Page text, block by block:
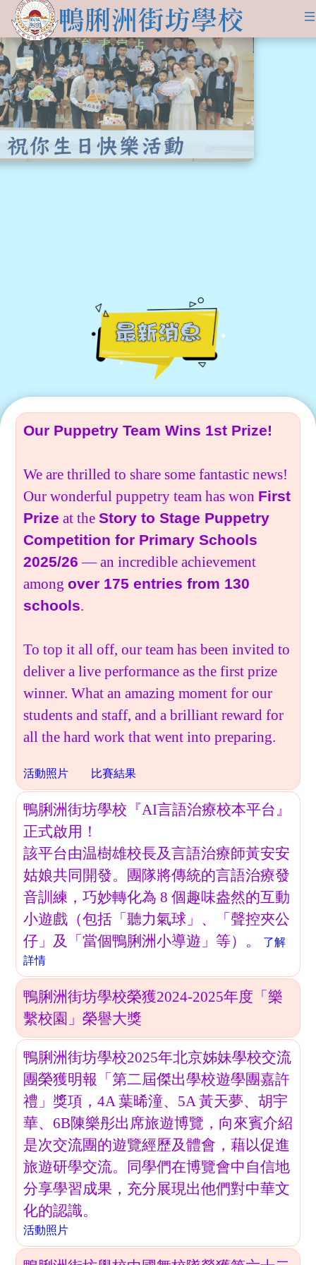
關於
學校簡介
校長的話
行政架構
學生發展
品德培育
學生支援
小一適應
資訊及活動
傳媒報導
交流活動
學習資源
Information for
non-Chinese parents
學校支援摘要
入學申請
聯絡我們
Our Puppetry Team Wins 1st Prize!
We are thrilled to share some fantastic news!
Our wonderful puppetry team has won First
Prize at the Story to Stage Puppetry
Competition for Primary Schools
2025/26 — an incredible achievement
among over 175 entries from 130
schools.
To top it all off, our team has been invited to
deliver a live performance as the first prize
winner. What an amazing moment for our
students and staff, and a brilliant reward for
all the hard work that went into preparing.
活動照片 比賽結果
鴨脷洲街坊學校『AI言語治療校本平台』
正式啟用！
該平台由温樹雄校長及言語治療師黃安安
姑娘共同開發。團隊將傳統的言語治療發
音訓練，巧妙轉化為 8 個趣味盎然的互動
小遊戲（包括「聽力氣球」、「聲控夾公
仔」及「當個鴨脷洲小導遊」等）。
了解
詳情
鴨脷洲街坊學校榮獲2024-2025年度「樂
繫校園」榮譽大獎
鴨脷洲街坊學校2025年北京姊妹學校交流
團榮獲明報「第二屆傑出學校遊學團嘉許
禮」獎項，4A 葉晞潼、5A 黃天夢、胡宇
華、6B陳樂彤出席旅遊博覽，向來賓介紹
是次交流團的遊覽經歷及體會，藉以促進
旅遊研學交流。同學們在博覽會中自信地
分享學習成果，充分展現出他們對中華文
化的認識。
活動照片